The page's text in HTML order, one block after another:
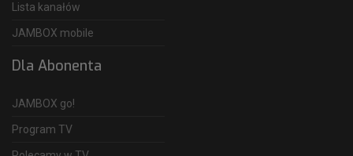
Lista kanałów
JAMBOX mobile
Dla Abonenta
JAMBOX go!
Program TV